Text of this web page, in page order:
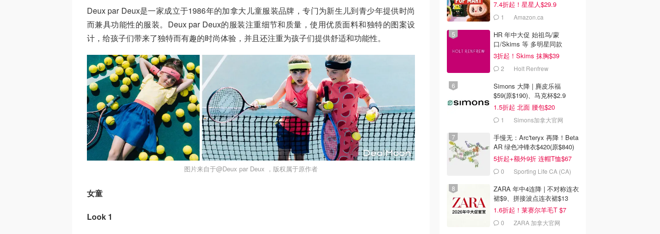
Deux par Deux是一家成立于1986年的加拿大儿童服装品牌，专门为新生儿到青少年提供时尚
而兼具功能性的服装。Deux par Deux的服装注重细节和质量，使用优质面料和独特的图案设
计，给孩子们带来了独特而有趣的时尚体验，并且还注重为孩子们提供舒适和功能性。
图片来自于@Deux par Deux ，版权属于原作者
女童
Look 1
7.4折起！星星人$29.9
1 Amazon.ca
HR 年中大促 始祖鸟/蒙
口/Skims 等 多明星同款
3折起！Skims 抹胸$39
2 Holt Renfrew
Simons 大降 | 麂皮乐福
$59(原$190)、马克杯$2.9
1.5折起 北面 腰包$20
1 Simons加拿大官网
手慢无：Arc'teryx 再降！Beta
AR 绿色冲锋衣$420(原$840)
5折起+额外9折 连帽T恤$67
0 Sporting Life CA (CA)
ZARA 年中4连降 | 不对称连衣
裙$9、拼接波点连衣裙$13
1.6折起！莱赛尔羊毛T $7
0 ZARA 加拿大官网